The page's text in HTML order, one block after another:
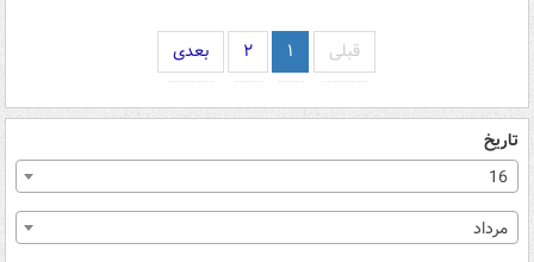
قبلی ۱ ۲ بعدی
تاریخ
16
مرداد